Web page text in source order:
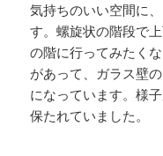
気持ちのいい空間に
す。螺旋状の階段で
の階に行ってみたく
があって、ガラス壁
になっています。様
保たれていました。